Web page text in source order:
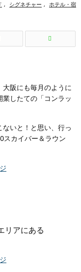
, シグネチャー ,
ホテル・宿
大阪にも毎月のように
したての「コンラッ
いと！と思い、行っ
スカイバー＆ラウン
リアにある